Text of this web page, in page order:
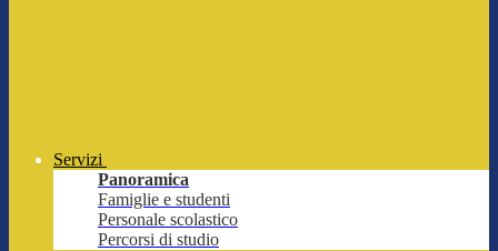
Servizi
Panoramica
Famiglie e studenti
Personale scolastico
Percorsi di studio